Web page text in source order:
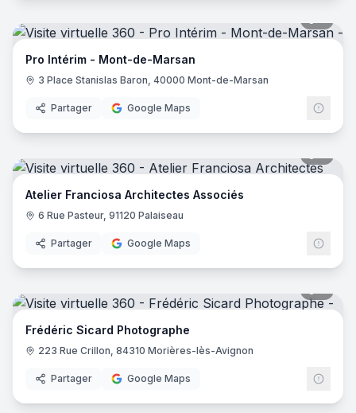
Pro Intérim - Mont-de-Marsan
3 Place Stanislas Baron, 40000 Mont-de-Marsan
Partager Google Maps
Atelier Franciosa Architectes Associés
6 Rue Pasteur, 91120 Palaiseau
Partager Google Maps
Frédéric Sicard Photographe
223 Rue Crillon, 84310 Morières-lès-Avignon
Partager Google Maps
13